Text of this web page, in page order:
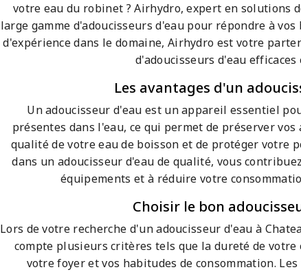
votre eau du robinet ? Airhydro, expert en solutions
large gamme d'adoucisseurs d'eau pour répondre à vos
d'expérience dans le domaine, Airhydro est votre
d'adoucisseurs d'eau
Les avantages d'un
Un adoucisseur d'eau est un appareil essentiel
présentes dans l'eau, ce qui permet de préserver
qualité de votre eau de boisson et de protéger votre
dans un adoucisseur d'eau de qualité, vous
équipements et à réduire votre
Choisir le bon
Lors de votre recherche d'un adoucisseur d'eau à
compte plusieurs critères tels que la dureté de votre
votre foyer et vos habitudes de consommation.